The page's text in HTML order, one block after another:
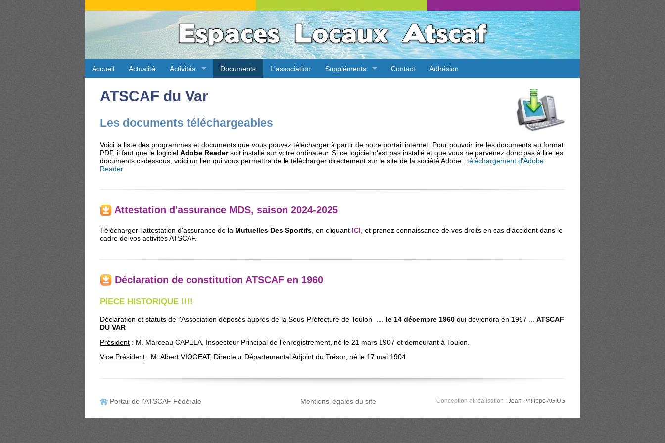
Accueil Actualité Activités Documents L'association Suppléments Contact Adhésion
ATSCAF du Var
Les documents téléchargeables
Voici la liste des programmes et documents que vous pouvez télécharger à partir de notre portail internet. Pour pouvoir lire les documents au format
PDF, il faut que le logiciel Adobe Readersoit installé sur votre ordinateur. Si ce logiciel n'est pas installé et que vous ne parvenez donc pas à lire les
documents ci-dessous, voici un lien qui vous permettra de le télécharger directement sur le site de la société Adobe : téléchargement d'Adobe
Reader
Attestation d'assurance MDS, saison 2024-2025
Télécharger l'attestation d'assurance de la Mutuelles Des Sportifs , en cliquant ICI , et prenez connaissance de vos droits en cas d'accident dans le
cadre de vos activités ATSCAF.
Déclaration de constitution ATSCAF en 1960
PIECE HISTORIQUE !!!!
Déclaration et statuts de l'Association déposés auprès de la Sous-Préfecture de Toulon .... le 14 décembre 1960 qui deviendra en 1967 ...
ATSCAF
DU VAR
Président : M. Marceau CAPELA, Inspecteur Principal de l'enregistrement, né le 21 mars 1907 et demeurant à Toulon.
Vice Président : M. Albert VIOGEAT, Directeur Départemental Adjoint du Trésor, né le 17 mai 1904.
Portail de l'ATSCAF Fédérale Mentions légales du site Conception et réalisation : Jean-Philippe AGIUS